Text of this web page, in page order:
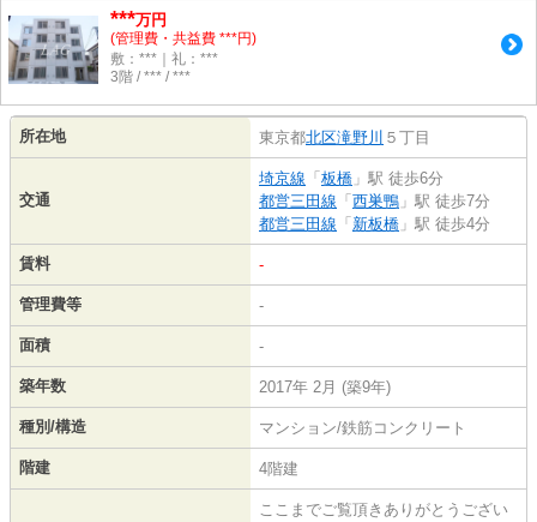
***万円
(管理費・共益費 ***円)
敷：***｜礼：***
3階 / *** / ***
所在地 東京都北区滝野川 ５丁目
交通
埼京線 「 板橋 」駅 徒歩6分
都営三田線 「 西巣鴨 」駅 徒歩7分
都営三田線 「 新板橋 」駅 徒歩4分
賃料 -
管理費等 -
面積 -
築年数 2017年 2月 (築9年)
種別/構造 マンション/鉄筋コンクリート
階建 4階建
ここまでご覧頂きありがとうござい